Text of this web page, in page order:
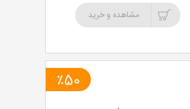
مشاهده و خرید
٪50